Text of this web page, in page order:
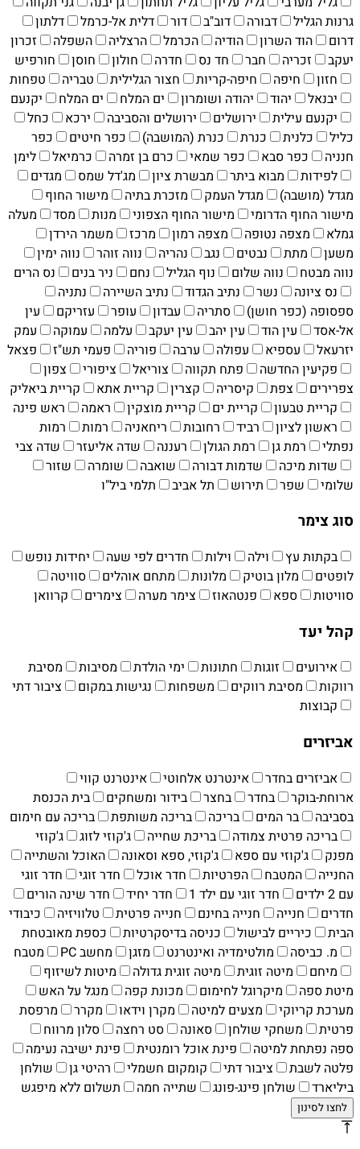
גרנות הגליל
דבורה דוב"ב דור דלית אל-כרמל
דלתון
דרום
הוד השרון הודיה הכרמל הרצליה השפלה
זכרון
יעקב
זכריה חבר חד נס חדרה חולון חוסן
חורפיש
חזון
חיפה חיפה-קריות חצור הגלילית טבריה
טפחות
יבנאל
יהוד יהודה ושומרון ים המלח ים המלח
יקנעם
יקנעם עילית
ירושלים ירושלים והסביבה ירכא
כחל
כליל
כלנית כנרת כנרת (המושבה) כפר חיטים
כפר
חנניה
כפר סבא כפר שמאי כרם בן זמרה כרמיאל
לימן
לפידות
מבוא ביתר מבשרת ציון מג'דל שמס
מגדים
מגדל (מושבה)
מגדל העמק מזכרת בתיה
מישור החוף
מישור החוף הדרומי
מישור החוף הצפוני מנות מסד
מעלה
גמלא
מצפה נטופה מצפה רמון מרכז
משמר הירדן
משען
מתת נבטים נגב נהריה נווה זוהר
נווה ימין
נווה מבטח
נווה שלום נוף הגליל נחם ניר בנים
נס הרים
נס ציונה
נשר נתיב הגדוד נתיב השיירה
נתניה
ספסופה (כפר חושן)
סתריה עבדון עופר עזריקם
עין
אל-אסד
עין הוד עין יהב עין יעקב עלמה עמוקה
עמק
יזרעאל
עספיא עפולה ערבה פוריה פעמי תש"ז
פצאל
פקיעין החדשה
פתח תקווה צוריאל ציפורי
צפון
צפרירים
צפת קיסריה קצרין קריית אתא
קריית ביאליק
קריית טבעון
קריית ים‏ קריית מוצקין ראמה
ראש פינה
ראשון לציון
רביד רחובות ריחאניה רמות
רמות
נפתלי
רמת גן רמת הגולן רעננה שדה אליעזר
שדה צבי
שדות מיכה
שדמות דבורה שואבה שומרה
שזור
שלומי
שפר תירוש תל אביב תלמי ביל"ו
סוג צימר
בקתות עץ וילה וילות חדרים לפי שעה
יחידות נופש
לופטים
מלון בוטיק מלונות מתחם אוהלים
סוויטה
סוויטות
ספא פנטהאוז צימר מערה צימרים קרוואן
קהל יעד
אירועים זוגות חתונות ימי הולדת מסיבות
מסיבת
רווקות
מסיבת רווקים משפחות נגישות במקום
ציבור דתי
קבוצות
אביזרים
אביזרים בחדר אינטרנט אלחוטי
אינטרנט קווי
ארוחת-בוקר
בחדר בחצר בידור ומשחקים
בית הכנסת
בסביבה
בר המים בריכה בריכה משותפת
בריכה עם חימום
בריכה פרטית צמודה
בריכת שחייה ג'קוזי לזוג
ג'קוזי
מפנק
ג'קוזי עם ספא ג'קוזי, ספא וסאונה
האוכל והשתייה
החנייה
המטבח הפרטיות חדר אוכל חדר זוגי
חדר זוגי
עם 2 ילדים
חדר זוגי עם ילד 1 חדר יחיד
חדר שינה הורים
חדרים
חנייה חנייה בחינם חנייה פרטית טלוויזיה
כיבודי
הבית
כיריים לבישול כניסה בדיסקרטיות
כספת מאובטחת
מ. כביסה
מולטימדיה ואינטרנט מזגן מחשב PC
מטבח
מיחם
מיטה זוגית מיטה זוגית גדולה
מיטות לשיזוף
מיטת ספה
מיקרוגל לחימום מכונת קפה
מנגל על האש
מערכת קריוקי
מצעים למיטה מקרן וידאו מקרר
מרפסת
פרטית
משחקי שולחן סאונה סט רחצה
סלון מרווח
ספה נפתחת למיטה
פינת אוכל רומנטית
פינת ישיבה נעימה
פלטה לשבת
ציבור דתי קומקום חשמלי רהיטי גן
שולחן
ביליארד
שולחן פינג-פונג שתייה חמה תשלום ללא מיפגש